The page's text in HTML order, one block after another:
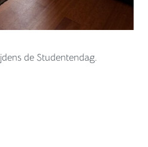
de Studentendag.